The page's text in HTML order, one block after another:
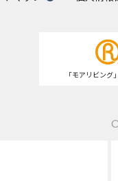
「モアリビング